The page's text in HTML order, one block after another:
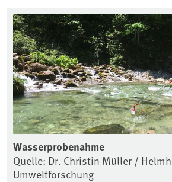
Wasserprobenahme
Quelle: Dr. Christin Müller /
Umweltforschung